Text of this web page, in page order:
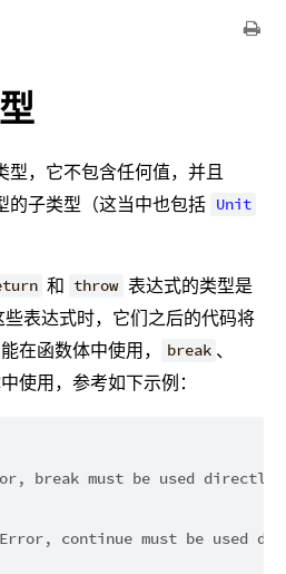
型，它不包含任何值，并且
的子类型（这当中也包括 Unit
和 throw 表达式的类型是
些表达式时，它们之后的代码将
在函数体中使用， break 、
使用，参考如下示例：
break must be used directly
continue must be used